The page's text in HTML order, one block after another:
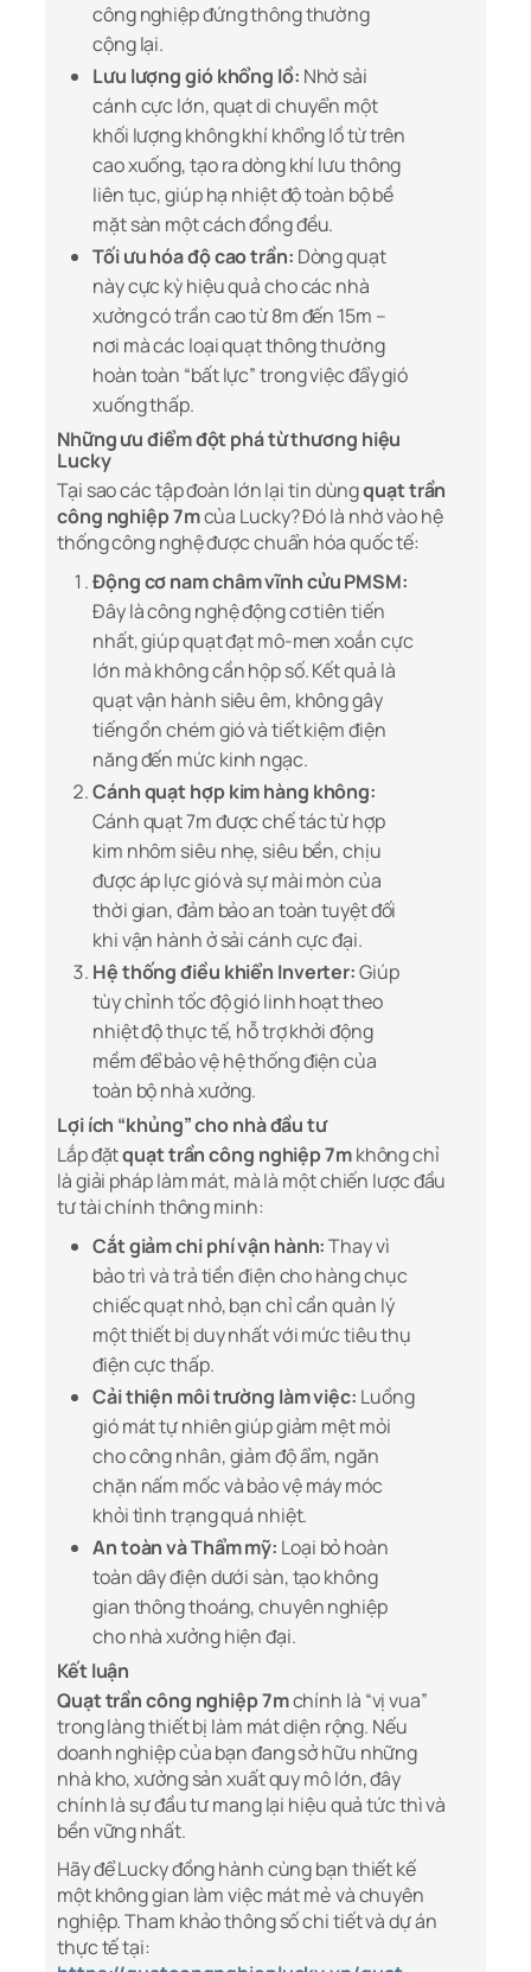
công nghiệp đứng thông thường
cộng lại.
Lưu lượng gió khổng lồ: Nhờ sải
cánh cực lớn, quạt di chuyển một
khối lượng không khí khổng lồ từ trên
cao xuống, tạo ra dòng khí lưu thông
liên tục, giúp hạ nhiệt độ toàn bộ bề
mặt sàn một cách đồng đều.
Tối ưu hóa độ cao trần: Dòng quạt
này cực kỳ hiệu quả cho các nhà
xưởng có trần cao từ 8m đến 15m –
nơi mà các loại quạt thông thường
hoàn toàn “bất lực” trong việc đẩy gió
xuống thấp.
Những ưu điểm đột phá từ thương hiệu
Lucky
Tại sao các tập đoàn lớn lại tin dùngquạt trần
công nghiệp 7mcủa Lucky? Đó là nhờ vào hệ
thống công nghệ được chuẩn hóa quốc tế:
Động cơ nam châm vĩnh cửu PMSM:
Đây là công nghệ động cơ tiên tiến
nhất, giúp quạt đạt mô-men xoắn cực
lớn mà không cần hộp số. Kết quả là
quạt vận hành siêu êm, không gây
tiếng ồn chém gió và tiết kiệm điện
năng đến mức kinh ngạc.
Cánh quạt hợp kim hàng không:
Cánh quạt 7m được chế tác từ hợp
kim nhôm siêu nhẹ, siêu bền, chịu
được áp lực gió và sự mài mòn của
thời gian, đảm bảo an toàn tuyệt đối
khi vận hành ở sải cánh cực đại.
Hệ thống điều khiển Inverter:Giúp
tùy chỉnh tốc độ gió linh hoạt theo
nhiệt độ thực tế, hỗ trợ khởi động
mềm để bảo vệ hệ thống điện của
toàn bộ nhà xưởng.
Lợi ích “khủng” cho nhà đầu tư
Lắp đặtquạt trần công nghiệp 7mkhông chỉ
là giải pháp làm mát, mà là một chiến lược đầu
tư tài chính thông minh:
Cắt giảm chi phí vận hành:Thay vì
bảo trì và trả tiền điện cho hàng chục
chiếc quạt nhỏ, bạn chỉ cần quản lý
một thiết bị duy nhất với mức tiêu thụ
điện cực thấp.
Cải thiện môi trường làm việc: Luồng
gió mát tự nhiên giúp giảm mệt mỏi
cho công nhân, giảm độ ẩm, ngăn
chặn nấm mốc và bảo vệ máy móc
khỏi tình trạng quá nhiệt.
An toàn và Thẩm mỹ: Loại bỏ hoàn
toàn dây điện dưới sàn, tạo không
gian thông thoáng, chuyên nghiệp
cho nhà xưởng hiện đại.
Kết luận
Quạt trần công nghiệp 7mchính là “vị vua”
trong làng thiết bị làm mát diện rộng. Nếu
doanh nghiệp của bạn đang sở hữu những
nhà kho, xưởng sản xuất quy mô lớn, đây
chính là sự đầu tư mang lại hiệu quả tức thì và
bền vững nhất.
Hãy để Lucky đồng hành cùng bạn thiết kế
một không gian làm việc mát mẻ và chuyên
nghiệp. Tham khảo thông số chi tiết và dự án
thực tế tại: